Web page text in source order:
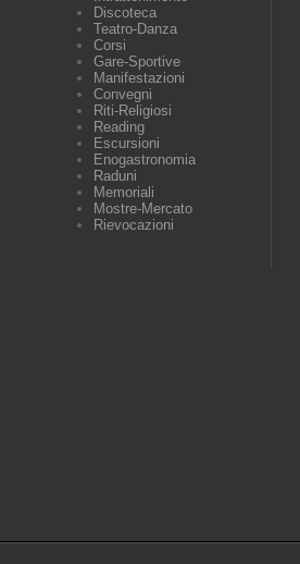
Discoteca
Teatro-Danza
Corsi
Gare-Sportive
Manifestazioni
Convegni
Riti-Religiosi
Reading
Escursioni
Enogastronomia
Raduni
Memoriali
Mostre-Mercato
Rievocazioni